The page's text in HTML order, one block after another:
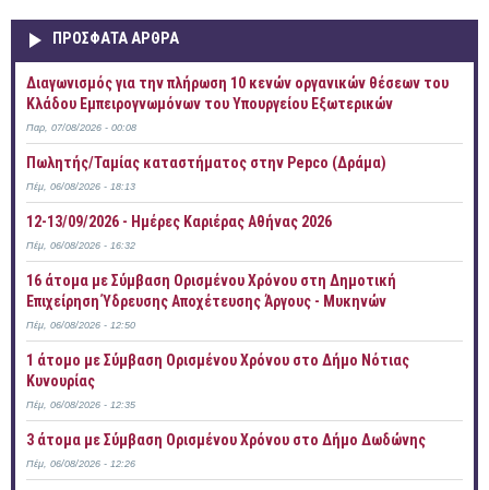
ΠΡOΣΦΑΤΑ AΡΘΡΑ
Διαγωνισμός για την πλήρωση 10 κενών οργανικών θέσεων του
Κλάδου Εμπειρογνωμόνων του Υπουργείου Εξωτερικών
Παρ, 07/08/2026 - 00:08
Πωλητής/Ταμίας καταστήματος στην Pepco (Δράμα)
Πέμ, 06/08/2026 - 18:13
12-13/09/2026 - Ημέρες Καριέρας Αθήνας 2026
Πέμ, 06/08/2026 - 16:32
16 άτομα με Σύμβαση Ορισμένου Χρόνου στη Δημοτική
Επιχείρηση Ύδρευσης Αποχέτευσης Άργους - Μυκηνών
Πέμ, 06/08/2026 - 12:50
1 άτομο με Σύμβαση Ορισμένου Χρόνου στο Δήμο Νότιας
Κυνουρίας
Πέμ, 06/08/2026 - 12:35
3 άτομα με Σύμβαση Ορισμένου Χρόνου στο Δήμο Δωδώνης
Πέμ, 06/08/2026 - 12:26